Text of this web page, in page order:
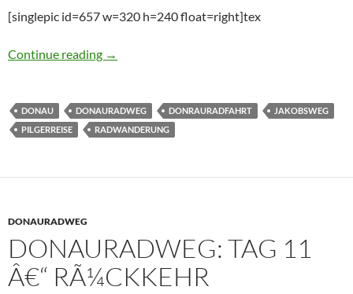
[singlepic id=657 w=320 h=240 float=right]tex
Continue reading Donauradweg: Tag 10 â€“ Bratislava
→
DONAU DONAURADWEG DONRAURADFAHRT
JAKOBSWEG
PILGERREISE
RADWANDERUNG
DONAURADWEG
DONAURADWEG: TAG 11
Â€“ RÃ¼CKKEHR